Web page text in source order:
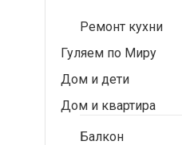
Ремонт кухни
Гуляем по Миру
Дом и дети
Дом и квартира
Балкон